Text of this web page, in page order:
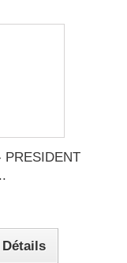
PRESIDENT
Détails